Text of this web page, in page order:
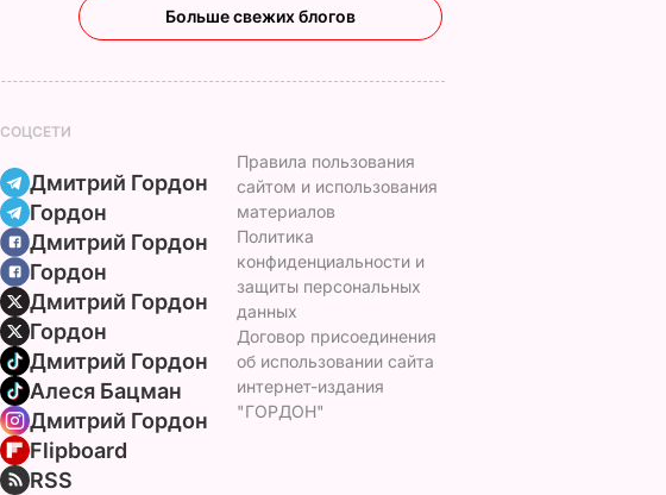
Больше свежих блогов
СОЦСЕТИ
Дмитрий Гордон
Гордон
Дмитрий Гордон
Гордон
Дмитрий Гордон
Гордон
Дмитрий Гордон
Алеся Бацман
Дмитрий Гордон
Flipboard
RSS
Правила пользования
сайтом и использования
материалов
Политика
конфиденциальности и
защиты персональных
данных
Договор присоединения
об использовании сайта
интернет-издания
"ГОРДОН"